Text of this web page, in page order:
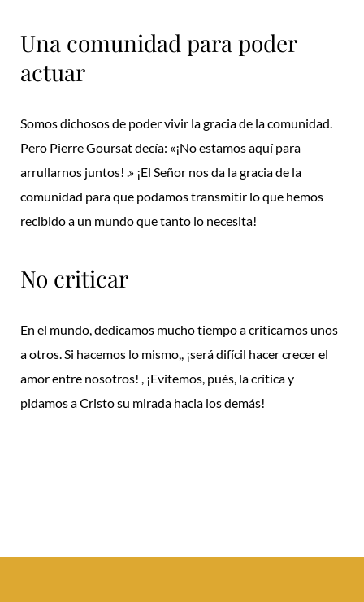
Una comunidad para poder
actuar
Somos dichosos de poder vivir la gracia de la comunidad.
Pero Pierre Goursat decía: «¡No estamos aquí para
arrullarnos juntos! .» ¡El Señor nos da la gracia de la
comunidad para que podamos transmitir lo que hemos
recibido a un mundo que tanto lo necesita!
No criticar
En el mundo, dedicamos mucho tiempo a criticarnos unos
a otros. Si hacemos lo mismo,, ¡será difícil hacer crecer el
amor entre nosotros! , ¡Evitemos, pués, la crítica y
pidamos a Cristo su mirada hacia los demás!